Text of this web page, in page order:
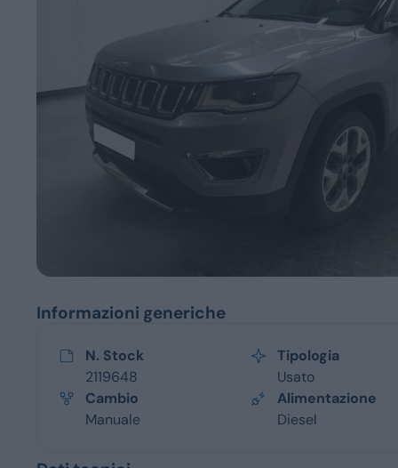
Servizi
Informazioni generiche
N. Stock
2119648
Tipologia
Usato
Cambio
Manuale
Alimentazione
Diesel